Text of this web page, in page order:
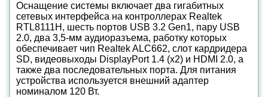
Оснащение системы включает два гигабитных
сетевых интерфейса на контроллерах Realtek
RTL8111H, шесть портов USB 3.2 Gen1, пару USB
2.0, два 3,5-мм аудиоразъема, работку которых
обеспечивает чип Realtek ALC662, слот кардридера
SD, видеовыходы DisplayPort 1.4 (x2) и HDMI 2.0, а
также два последовательных порта. Для питания
устройства используется внешний адаптер
номиналом 120 Вт.